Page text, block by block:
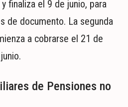
finaliza el 9 de junio, para
de documento. La segunda
a cobrarse el 21 de
de Pensiones no